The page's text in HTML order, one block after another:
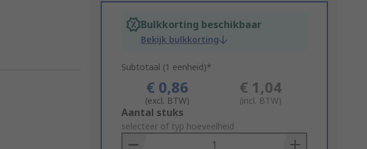
Bulkkorting beschikbaar
Bekijk bulkkorting
Subtotaal (1 eenheid)*
€ 0,86
(excl. BTW)
€ 1,04
(incl. BTW)
Add
to
Basket
Aantal stuks
selecteer of typ hoeveelheid